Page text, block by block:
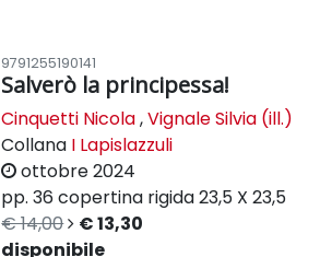
9791255190141
Salverò la principessa!
Cinquetti Nicola,Vignale Silvia (ill.)
Collana I Lapislazzuli
ottobre 2024
pp. 36 copertina rigida23,5 X 23,5
€ 14,00
€ 13,30
disponibile